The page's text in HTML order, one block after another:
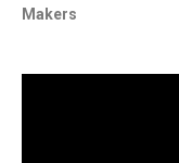
Makers